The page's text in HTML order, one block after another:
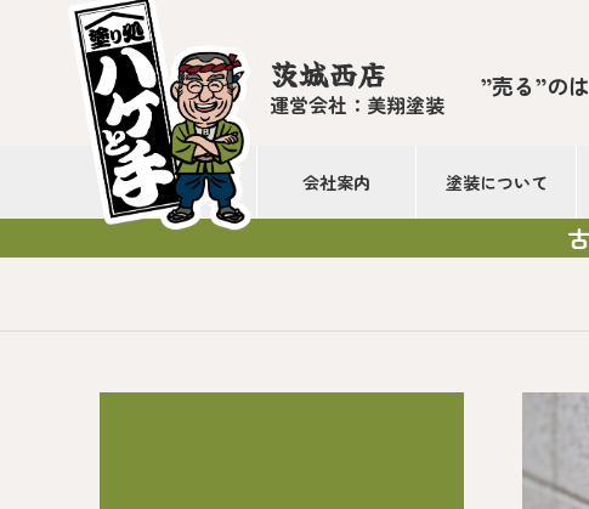
茨城西店
運営会社：美翔塗装
”売る”の
会社案内 塗装について